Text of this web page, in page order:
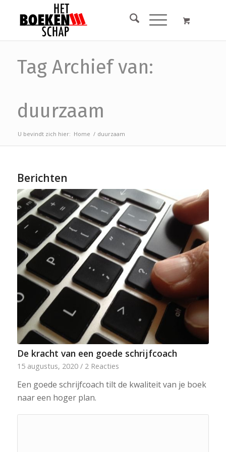
Tag Archief van:
duurzaam
U bevindt zich hier: Home / duurzaam
Berichten
De kracht van een goede schrijfcoach
15 augustus, 2020 / 2 Reacties
Een goede schrijfcoach tilt de kwaliteit van je boek
naar een hoger plan.